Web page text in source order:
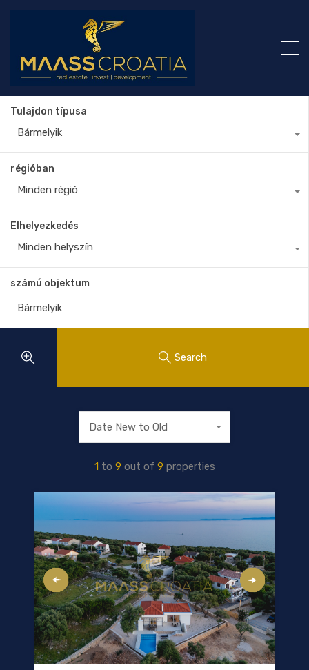
Tulajdon típusa
Bármelyik
régióban
Minden régió
Elhelyezkedés
Minden helyszín
számú objektum
Search
1 to 9 out of 9 properties
Date New to Old